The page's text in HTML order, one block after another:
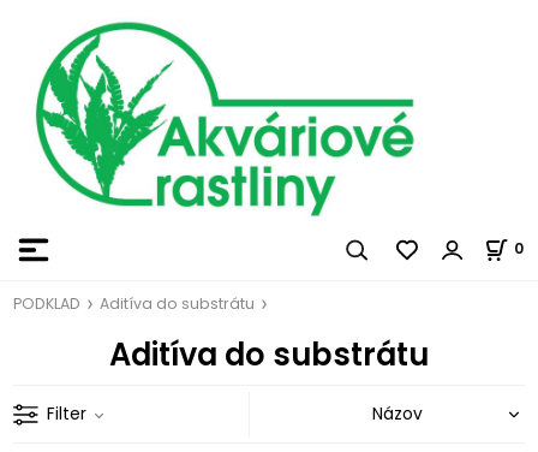
0
PODKLAD Aditíva do substrátu
Aditíva do substrátu
Filter